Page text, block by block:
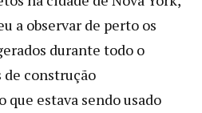
a observar de perto os
durante todo o
de construção
que estava sendo usado